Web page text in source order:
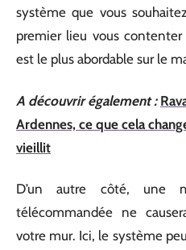
système que vous
premier lieu vous
est le plus abordable sur le
A découvrir également :
Ardennes, ce que cela
vieillit
D’un autre côté, une
télécommandée ne
votre mur. Ici, le système